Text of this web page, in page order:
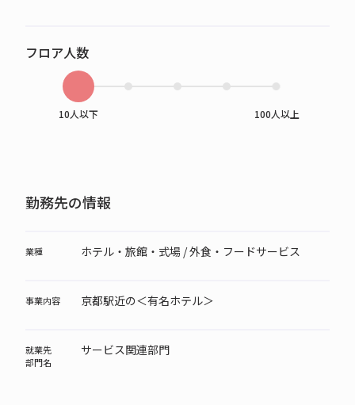
フロア人数
10人以下 100人以上
勤務先の情報
業種 ホテル・旅館・式場 / 外食・フードサービス
事業内容 京都駅近の＜有名ホテル＞
就業先
部門名
サービス関連部門